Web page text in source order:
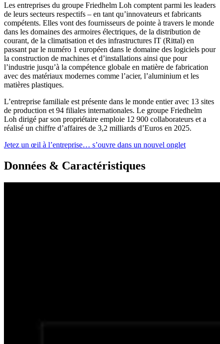
Les entreprises du groupe Friedhelm Loh comptent parmi les leaders
de leurs secteurs respectifs – en tant qu’innovateurs et fabricants
compétents. Elles vont des fournisseurs de pointe à travers le monde
dans les domaines des armoires électriques, de la distribution de
courant, de la climatisation et des infrastructures IT (Rittal) en
passant par le numéro 1 européen dans le domaine des logiciels pour
la construction de machines et d’installations ainsi que pour
l’industrie jusqu’à la compétence globale en matière de fabrication
avec des matériaux modernes comme l’acier, l’aluminium et les
matières plastiques.
L’entreprise familiale est présente dans le monde entier avec 13 sites
de production et 94 filiales internationales. Le groupe Friedhelm
Loh dirigé par son propriétaire emploie 12 900 collaborateurs et a
réalisé un chiffre d’affaires de 3,2 milliards d’Euros en 2025.
Jetez un œil à l’entreprise… s’ouvre dans un nouvel onglet
Données & Caractéristiques